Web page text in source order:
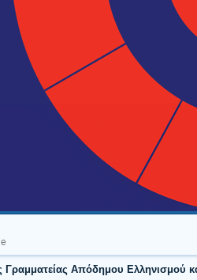
Γραμματείας Απόδημου Ελληνισμού